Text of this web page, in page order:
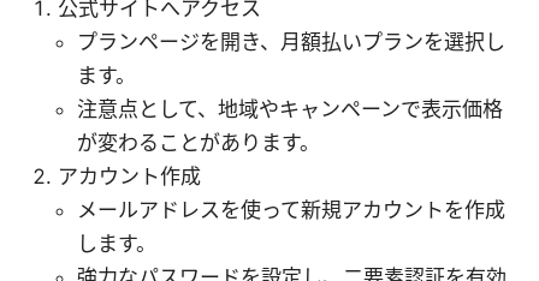
公式サイトへアクセス
プランページを開き、月額払いプランを選択し
ます。
注意点として、地域やキャンペーンで表示価格
が変わることがあります。
アカウント作成
メールアドレスを使って新規アカウントを作成
します。